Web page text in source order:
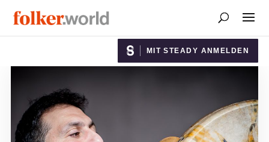
MIT STEADY ANMELDEN